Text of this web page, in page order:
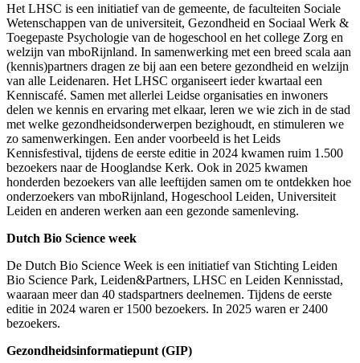
Het LHSC is een initiatief van de gemeente, de faculteiten Sociale
Wetenschappen van de universiteit, Gezondheid en Sociaal Werk &
Toegepaste Psychologie van de hogeschool en het college Zorg en
welzijn van mboRijnland. In samenwerking met een breed scala aan
(kennis)partners dragen ze bij aan een betere gezondheid en welzijn
van alle Leidenaren. Het LHSC organiseert ieder kwartaal een
Kenniscafé. Samen met allerlei Leidse organisaties en inwoners
delen we kennis en ervaring met elkaar, leren we wie zich in de stad
met welke gezondheidsonderwerpen bezighoudt, en stimuleren we
zo samenwerkingen. Een ander voorbeeld is het Leids
Kennisfestival, tijdens de eerste editie in 2024 kwamen ruim 1.500
bezoekers naar de Hooglandse Kerk. Ook in 2025 kwamen
honderden bezoekers van alle leeftijden samen om te ontdekken hoe
onderzoekers van mboRijnland, Hogeschool Leiden, Universiteit
Leiden en anderen werken aan een gezonde samenleving.
Dutch Bio Science week
De Dutch Bio Science Week is een initiatief van Stichting Leiden
Bio Science Park, Leiden&Partners, LHSC en Leiden Kennisstad,
waaraan meer dan 40 stadspartners deelnemen. Tijdens de eerste
editie in 2024 waren er 1500 bezoekers. In 2025 waren er 2400
bezoekers.
Gezondheidsinformatiepunt (GIP)